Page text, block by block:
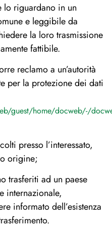
lo riguardano in un
e leggibile da
la loro trasmissione
fattibile.
reclamo a un’autorità
per la protezione dei dati
guest/home/docweb/-/
presso l’interessato,
origine;
trasferiti ad un paese
internazionale,
informato dell’esistenza